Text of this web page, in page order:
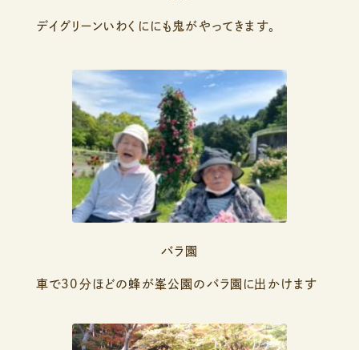
デイグリーンいわくににも鬼がやってきます。
バラ園
車で30分ほどの蜂が峯公園のバラ園に出かけます